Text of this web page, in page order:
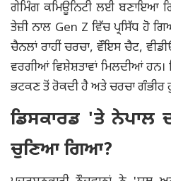
ਗੇਮਿੰਗ ਕਮਿਊਨਿਟੀ ਲਈ ਬਣਾਇਆ
ਤੇਜ਼ੀ ਨਾਲ Gen Z ਵਿੱਚ ਪ੍ਰਸਿੱਧ ਹੋ
ਚੈਨਲਾਂ ਰਾਹੀਂ ਚਰਚਾ, ਵੌਇਸ ਚੈਟ,
ਵਰਗੀਆਂ ਵਿਸ਼ੇਸ਼ਤਾਵਾਂ ਮਿਲਦੀਆਂ
ਭਟਕਣ ਤੋਂ ਰੋਕਦੀ ਹੈ ਅਤੇ ਚਰਚਾ ਗੰਭੀਰ
ਡਿਸਕਾਰਡ 'ਤੇ ਨੇਪਾਲ
ਚੁਣਿਆ ਗਿਆ?